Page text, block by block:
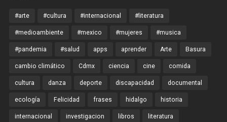
#arte #cultura #internacional #literatura
#medioambiente #mexico #mujeres #musica
#pandemia #salud apps aprender Arte Basura
cambio climático Cdmx ciencia cine comida
cultura danza deporte discapacidad documental
ecología Felicidad frases hidalgo historia
internacional investigacion libros literatura